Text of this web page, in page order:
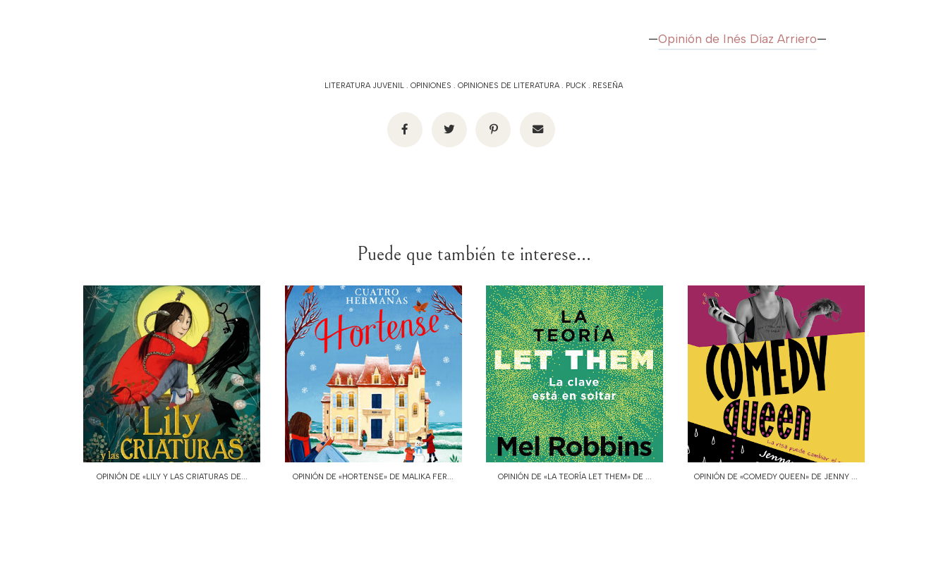
—Opinión de Inés Díaz Arriero—
LITERATURA JUVENIL .OPINIONES .OPINIONES DE LITERATURA. PUCK . RESEÑA
Puede que también te interese...
OPINIÓN DE «LILY Y LAS CRIATURAS DE... OPINIÓN DE «HORTENSE» DE MALIKA FER... OPINIÓN DE «LA TEORÍA LET THEM» DE ... OPINIÓN DE «COMEDY QUEEN» DE JENNY ...